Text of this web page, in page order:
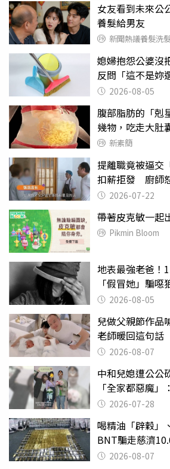
女友看到未來公
養髮給男友
新聞熱議養髮洗
媳婦抱怨公婆
反問「這不是妳
2026-08-05
腹部脂肪的「剋
幾物，吃走大肚
新素簡
提離職竟被逼交
扣薪拒發 廚師
2026-07-22
帶著皮克敏一起
Pikmin Bloom
地表最強老爸
「假冒她」騙
2026-08-05
兒做父親節作品
老師暖回這句
淚 2026-08-07
中和兒媳遭公
「全家都惡魔
摔東西
2026-07-28
喝精油「辟穀」
BNT騙走慈濟
挖出乾鮑金庫
2026-08-07